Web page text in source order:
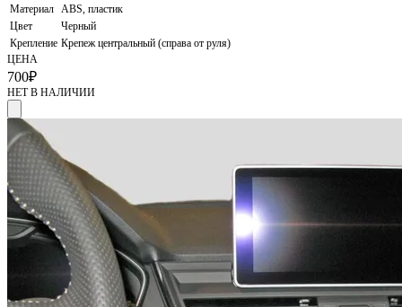
Материал
ABS, пластик
Цвет
Черный
Крепление Крепеж центральный (справа от руля)
ЦЕНА
700₽
НЕТ В НАЛИЧИИ